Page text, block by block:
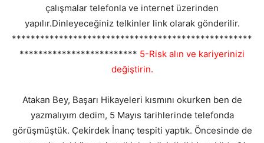
çalışmalar telefonla ve internet üzerinden
yapılır.Dinleyeceğiniz telkinler link olarak gönderilir.
***************************************************
************************* 5-Risk alın ve kariyerinizi
değiştirin.
Atakan Bey, Başarı Hikayeleri kısmını okurken ben de
yazmalıyım dedim, 5 Mayıs tarihlerinde telefonda
görüşmüştük. Çekirdek İnanç tespiti yaptık. Öncesinde de